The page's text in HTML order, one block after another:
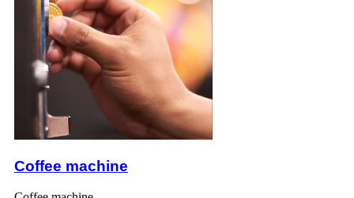
Coffee machine